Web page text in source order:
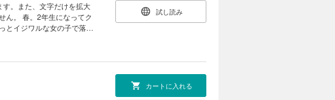
。また、文字だけを拡大
てク
とイジワルな女の子で落ち
試し読み
カートに入れる